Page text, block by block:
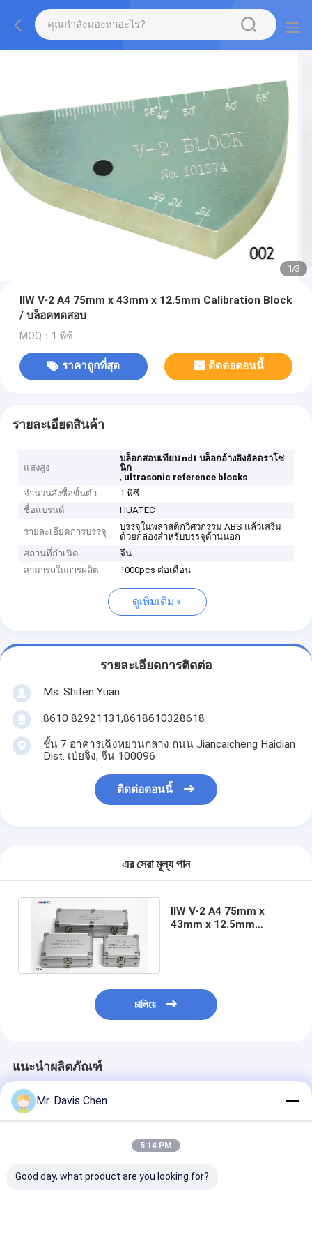
1/3
IIW V-2 A4 75mm x 43mm x 12.5mm Calibration Block
/ บล็อคทดสอบ
MOQ：1 พีซี
ราคาถูกที่สุด ติดต่อตอนนี้
รายละเอียดสินค้า
แสงสูง
บล็อกสอบเทียบ ndt บล็อกอ้างอิงอัลตราโซ
นิก
, ultrasonic reference blocks
จำนวนสั่งซื้อขั้นต่ำ
1 พีซี
ชื่อแบรนด์
HUATEC
รายละเอียดการบรรจุ
บรรจุในพลาสติกวิศวกรรม ABS แล้วเสริม
ด้วยกล่องสำหรับบรรจุด้านนอก
สถานที่กำเนิด
จีน
สามารถในการผลิต
1000pcs ต่อเดือน
ดูเพิ่มเติม
รายละเอียดการติดต่อ
Ms. Shifen Yuan
8610 82921131,8618610328618
ชั้น 7 อาคารเฉิงหยวนกลาง ถนน Jiancaicheng Haidian
Dist. เป่ยจิง, จีน 100096
ติดต่อตอนนี้
এর সেরা মূল্য পান
IIW V-2 A4 75mm x
43mm x 12.5mm
চালিয়ে
แนะนำผลิตภัณฑ์
Mr. Davis Chen
5:14 PM
Good day, what product are you looking for?